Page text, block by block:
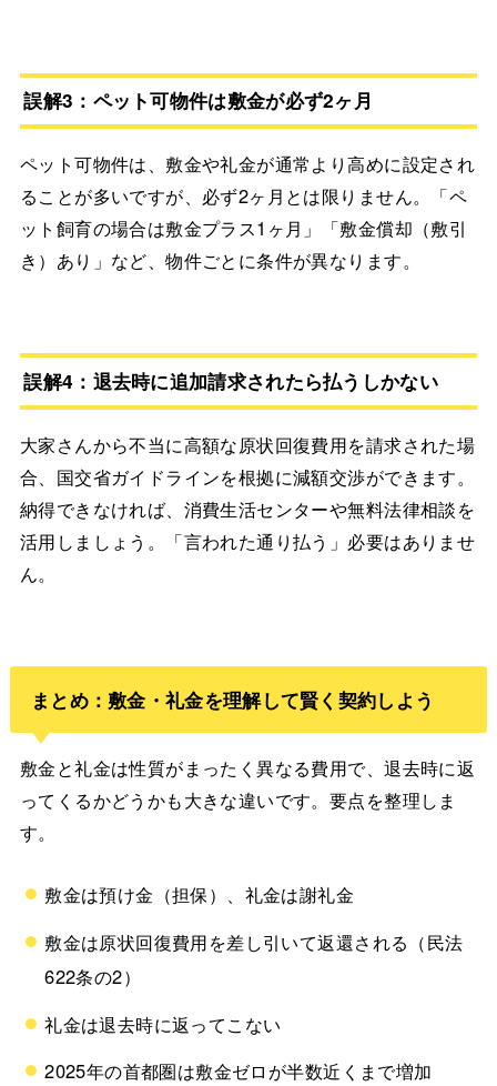
誤解3：ペット可物件は敷金が必ず2ヶ月
ペット可物件は、敷金や礼金が通常より高めに設定され
ることが多いですが、必ず2ヶ月とは限りません。「ペ
ット飼育の場合は敷金プラス1ヶ月」「敷金償却（敷引
き）あり」など、物件ごとに条件が異なります。
誤解4：退去時に追加請求されたら払うしかない
大家さんから不当に高額な原状回復費用を請求された場
合、国交省ガイドラインを根拠に減額交渉ができます。
納得できなければ、消費生活センターや無料法律相談を
活用しましょう。「言われた通り払う」必要はありませ
ん。
まとめ：敷金・礼金を理解して賢く契約しよう
敷金と礼金は性質がまったく異なる費用で、退去時に返
ってくるかどうかも大きな違いです。要点を整理しま
す。
敷金は預け金（担保）、礼金は謝礼金
敷金は原状回復費用を差し引いて返還される（民法
622条の2）
礼金は退去時に返ってこない
2025年の首都圏は敷金ゼロが半数近くまで増加